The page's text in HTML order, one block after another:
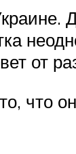
от
что